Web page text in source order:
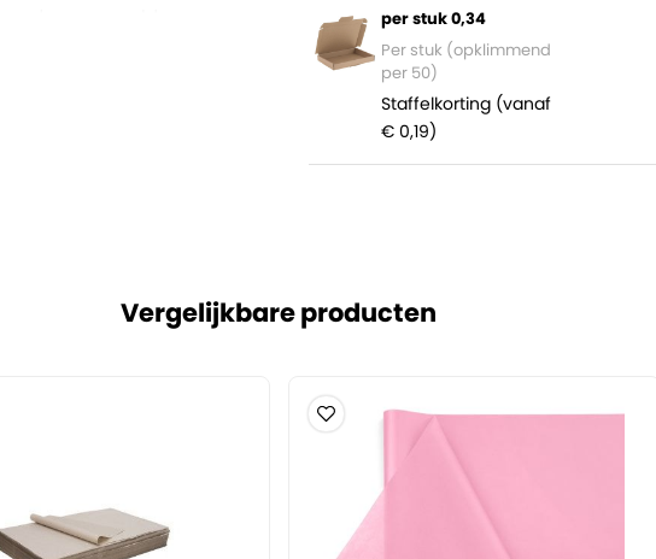
recyclebaar.
per stuk 0,34
Per stuk (opklimmend
per 50)
Staffelkorting (vanaf
€ 0,19)
Vergelijkbare producten